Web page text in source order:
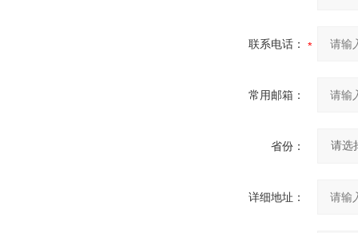
联系电话：
常用邮箱：
省份：
详细地址：